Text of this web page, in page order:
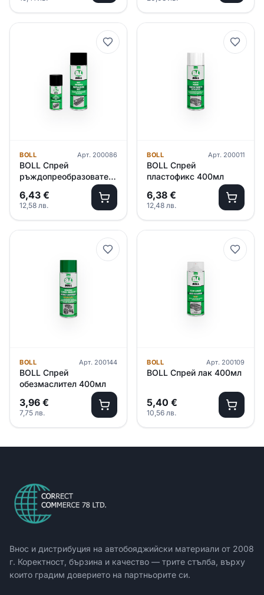
BOLL Арт. 200086
BOLL Спрей
ръждопреобразовател
6,43 €
12,58 лв.
BOLL Арт. 200011
BOLL Спрей
пластофикс 400мл
6,38 €
12,48 лв.
BOLL Арт. 200144
BOLL Спрей
обезмаслител 400мл
3,96 €
7,75 лв.
BOLL Арт. 200109
BOLL Спрей лак 400мл
5,40 €
10,56 лв.
Внос и дистрибуция на автобояджийски материали от 2008
г. Коректност, бързина и качество — трите стълба, върху
които градим доверието на партньорите си.